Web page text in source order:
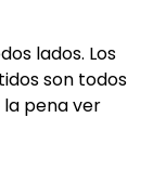
lados. Los
son todos
la pena ver